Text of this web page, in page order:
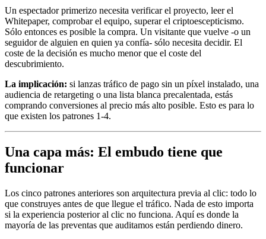
Un espectador primerizo necesita verificar el proyecto, leer el
Whitepaper, comprobar el equipo, superar el criptoescepticismo.
Sólo entonces es posible la compra. Un visitante que vuelve -o un
seguidor de alguien en quien ya confía- sólo necesita decidir. El
coste de la decisión es mucho menor que el coste del
descubrimiento.
La implicación: si lanzas tráfico de pago sin un píxel instalado, una
audiencia de retargeting o una lista blanca precalentada, estás
comprando conversiones al precio más alto posible. Esto es para lo
que existen los patrones 1-4.
Una capa más: El embudo tiene que
funcionar
Los cinco patrones anteriores son arquitectura previa al clic: todo lo
que construyes antes de que llegue el tráfico. Nada de esto importa
si la experiencia posterior al clic no funciona. Aquí es donde la
mayoría de las preventas que auditamos están perdiendo dinero.